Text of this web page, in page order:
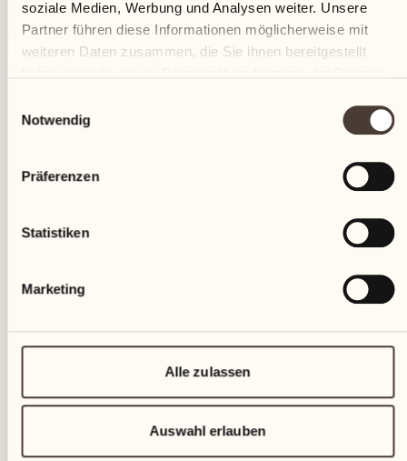
soziale Medien, Werbung und Analysen weiter. Unsere
Partner führen diese Informationen möglicherweise mit
weiteren Daten zusammen, die Sie ihnen bereitgestellt
Notwendig
Präferenzen
Statistiken
Marketing
Alle zulassen
Auswahl erlauben